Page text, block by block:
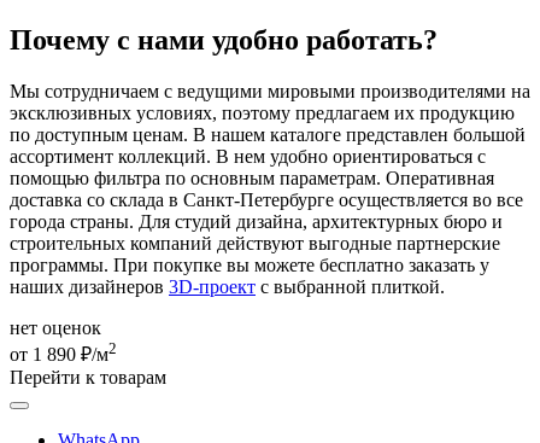
Почему с нами удобно работать?
Мы сотрудничаем с ведущими мировыми производителями на
эксклюзивных условиях, поэтому предлагаем их продукцию
по доступным ценам. В нашем каталоге представлен большой
ассортимент коллекций. В нем удобно ориентироваться с
помощью фильтра по основным параметрам. Оперативная
доставка со склада в Санкт-Петербурге осуществляется во все
города страны. Для студий дизайна, архитектурных бюро и
строительных компаний действуют выгодные партнерские
программы. При покупке вы можете бесплатно заказать у
наших дизайнеров 3D-проект с выбранной плиткой.
нет оценок
от 1 890 ₽/м2
Перейти к товарам